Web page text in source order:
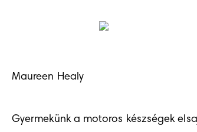
Maureen Healy
Gyermekünk a motoros készségek